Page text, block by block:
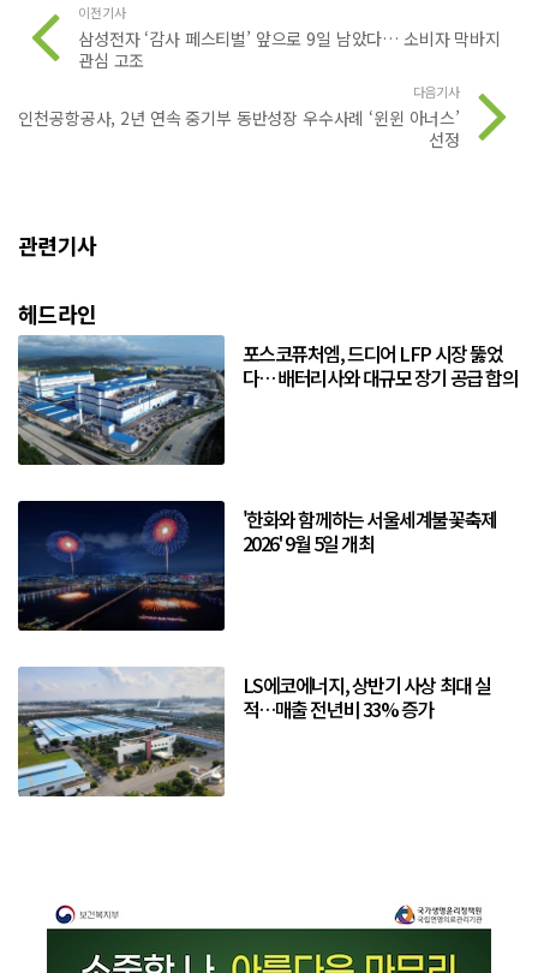
이전기사
삼성전자 ‘감사 페스티벌’ 앞으로 9일 남았다… 소비자 막바지
관심 고조
다음기사
인천공항공사, 2년 연속 중기부 동반성장 우수사례 ‘윈윈 아너스’
선정
관련기사
헤드라인
포스코퓨처엠, 드디어 LFP 시장 뚫었
다… 배터리사와 대규모 장기 공급 합의
'한화와 함께하는 서울세계불꽃축제
2026' 9월 5일 개최
LS에코에너지, 상반기 사상 최대 실
적…매출 전년비 33% 증가